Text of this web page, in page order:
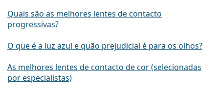
Quais são as melhores lentes de contacto
progressivas?
O que é a luz azul e quão prejudicial é para os olhos?
As melhores lentes de contacto de cor (selecionadas
por especialistas)